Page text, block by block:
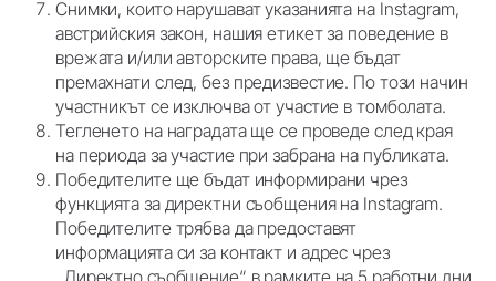
Снимки, които нарушават указанията на Instagram,
австрийския закон, нашия етикет за поведение в
врежата и/или авторските права, ще бъдат
премахнати след, без предизвестие. По този начин
участникът се изключва от участие в томболата.
Тегленето на наградата ще се проведе след края
на периода за участие при забрана на публиката.
Победителите ще бъдат информирани чрез
функцията за директни съобщения на Instagram.
Победителите трябва да предоставят
информацията си за контакт и адрес чрез